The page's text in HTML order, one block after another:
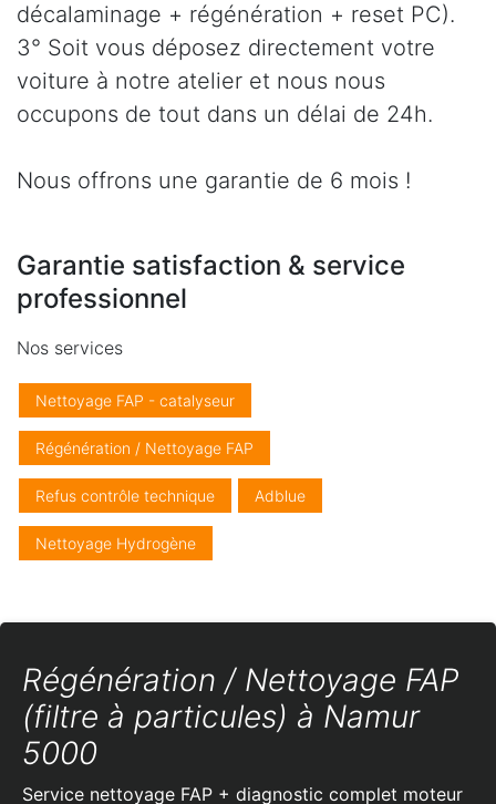
décalaminage + régénération + reset PC).
3° Soit vous déposez directement votre
voiture à notre atelier et nous nous
occupons de tout dans un délai de 24h.
Nous offrons une garantie de 6 mois !
Garantie satisfaction & service
professionnel
Nos services
Nettoyage FAP - catalyseur
Régénération / Nettoyage FAP
Refus contrôle technique Adblue
Nettoyage Hydrogène
Régénération / Nettoyage FAP
(filtre à particules) à Namur
5000
Service nettoyage FAP + diagnostic complet moteur